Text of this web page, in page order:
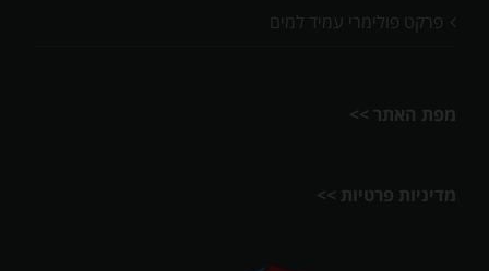
פרקט פולימרי עמיד למים
מפת האתר >>
מדיניות פרטיות >>